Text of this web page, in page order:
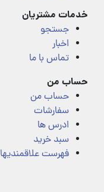
خدمات مشتریان
جستجو
اخبار
تماس با ما
حساب من
حساب من
سفارشات
ادرس ها
سبد خرید
فهرست علاقمندیها